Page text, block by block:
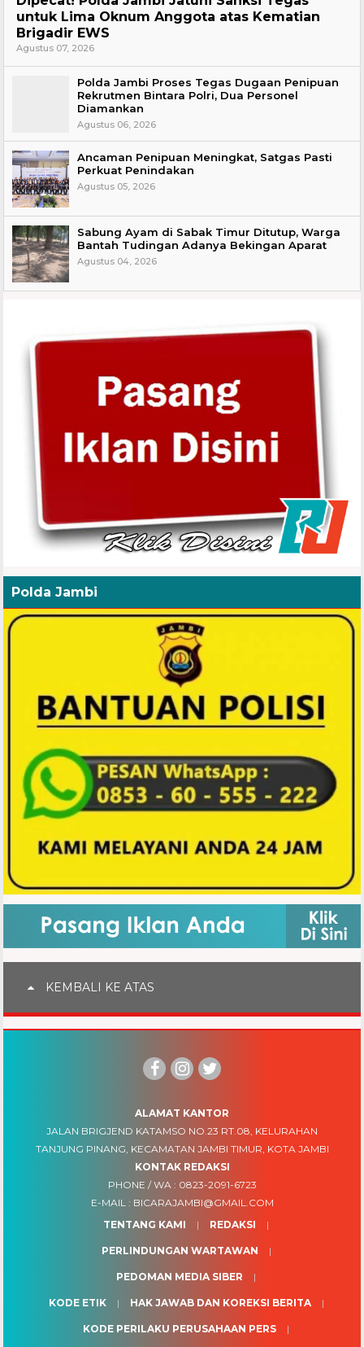
untuk Lima Oknum Anggota atas Kematian
Brigadir EWS
Agustus 07, 2026
Polda Jambi Proses Tegas Dugaan Penipuan
Rekrutmen Bintara Polri, Dua Personel
Diamankan
Agustus 06, 2026
Ancaman Penipuan Meningkat, Satgas Pasti
Perkuat Penindakan
Agustus 05, 2026
Sabung Ayam di Sabak Timur Ditutup, Warga
Bantah Tudingan Adanya Bekingan Aparat
Agustus 04, 2026
Polda Jambi
KEMBALI KE ATAS
ALAMAT KANTOR
JALAN BRIGJEND KATAMSO NO.23 RT.08, KELURAHAN
TANJUNG PINANG, KECAMATAN JAMBI TIMUR, KOTA JAMBI
KONTAK REDAKSI
PHONE / WA : 0823-2091-6723
E-MAIL : BICARAJAMBI@GMAIL.COM
TENTANG KAMI
REDAKSI
PERLINDUNGAN WARTAWAN
PEDOMAN MEDIA SIBER
KODE ETIK HAK JAWAB DAN KOREKSI BERITA
KODE PERILAKU PERUSAHAAN PERS